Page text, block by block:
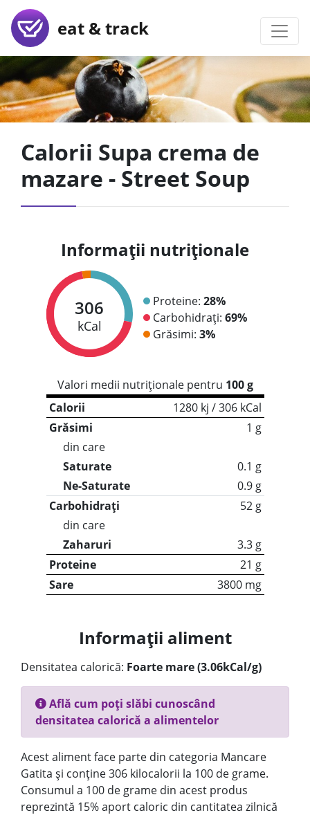
eat & track
Calorii Supa crema de
mazare - Street Soup
Informații nutriționale
306
kCal
Proteine: 28%
Carbohidrați: 69%
Grăsimi: 3%
Valori medii nutriționale pentru 100 g
Calorii
1280 kj / 306 kCal
Grăsimi
1 g
din care
Saturate
0.1 g
Ne-Saturate
0.9 g
Carbohidrați
52 g
din care
Zaharuri
3.3 g
Proteine
21 g
Sare
3800 mg
Informații aliment
Densitatea calorică: Foarte mare (3.06kCal/g)
Află cum poți slăbi cunoscând
densitatea calorică a alimentelor
Acest aliment face parte din categoria Mancare
Gatita și conține 306 kilocalorii la 100 de grame.
Consumul a 100 de grame din acest produs
reprezintă 15% aport caloric din cantitatea zilnică